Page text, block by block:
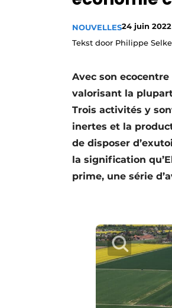
Video’s
NOUVELLES24 juin 2022
Tekst door Philippe Selke
Avec son
valorisant la
Trois activités y
inertes et la
de disposer
la signification
prime, une série